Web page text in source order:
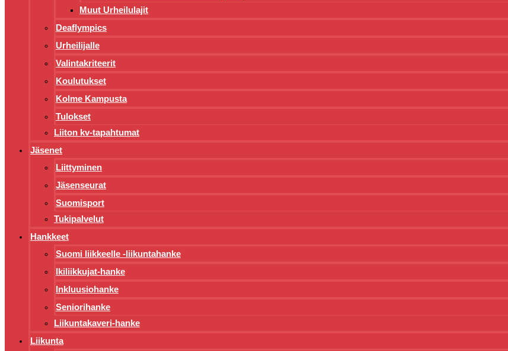
Muut Urheilulajit
Deaflympics
Urheilijalle
Valintakriteerit
Koulutukset
Kolme Kampusta
Tulokset
Liiton kv-tapahtumat
Jäsenet
Liittyminen
Jäsenseurat
Suomisport
Tukipalvelut
Hankkeet
Suomi liikkeelle -liikuntahanke
Ikiliikkujat-hanke
Inkluusiohanke
Seniorihanke
Liikuntakaveri-hanke
Liikunta